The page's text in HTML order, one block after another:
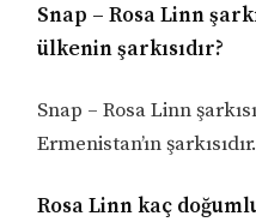
Snap – Rosa Linn
ülkenin şarkısıdır?
Snap – Rosa Linn
Ermenistan’ın şarkısıdır.
Rosa Linn kaç